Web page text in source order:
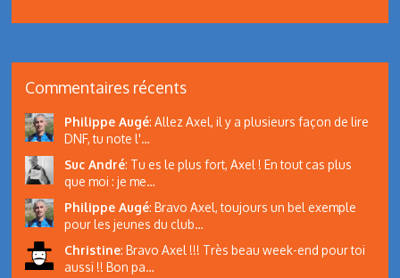
Commentaires récents
Philippe Augé: Allez Axel, il y a plusieurs façon de lire
DNF, tu note l'…
Suc André: Tu es le plus fort, Axel ! En tout cas plus
que moi : je me…
Philippe Augé: Bravo Axel, toujours un bel exemple
pour les jeunes du club…
Christine: Bravo Axel !!! Très beau week-end pour toi
aussi !! Bon pa…